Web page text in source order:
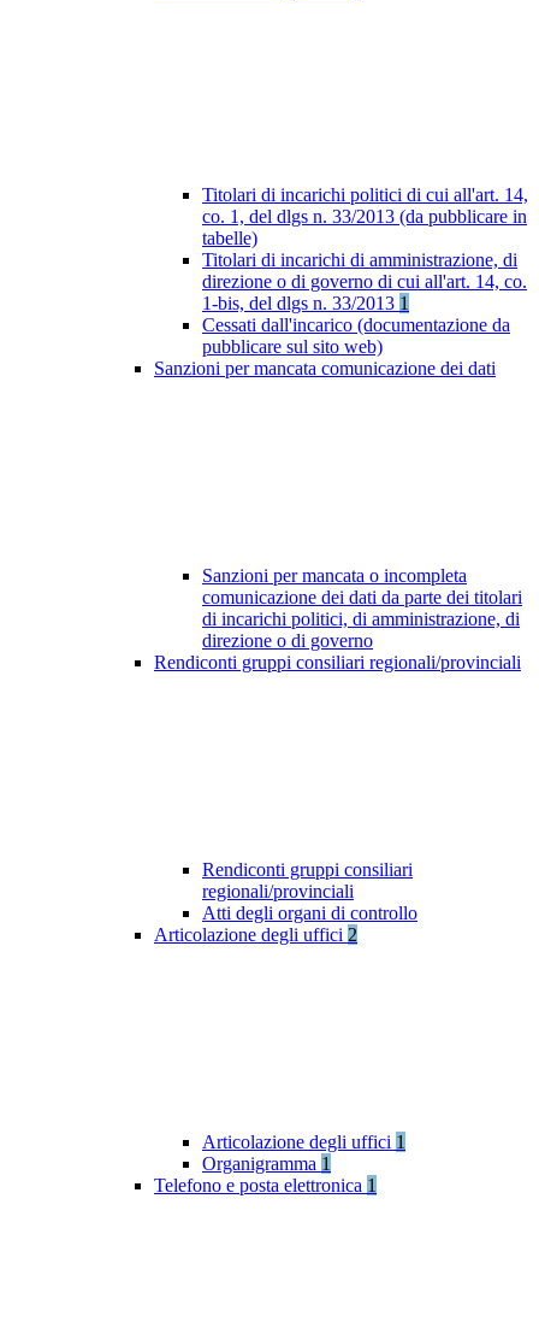
Titolari di incarichi politici di cui all'art. 14,
co. 1, del dlgs n. 33/2013 (da pubblicare in
tabelle)
Titolari di incarichi di amministrazione, di
direzione o di governo di cui all'art. 14, co.
1-bis, del dlgs n. 33/2013 1
Cessati dall'incarico (documentazione da
pubblicare sul sito web)
Sanzioni per mancata comunicazione dei dati
Sanzioni per mancata o incompleta
comunicazione dei dati da parte dei titolari
di incarichi politici, di amministrazione, di
direzione o di governo
Rendiconti gruppi consiliari regionali/provinciali
Rendiconti gruppi consiliari
regionali/provinciali
Atti degli organi di controllo
Articolazione degli uffici 2
Articolazione degli uffici 1
Organigramma 1
Telefono e posta elettronica 1